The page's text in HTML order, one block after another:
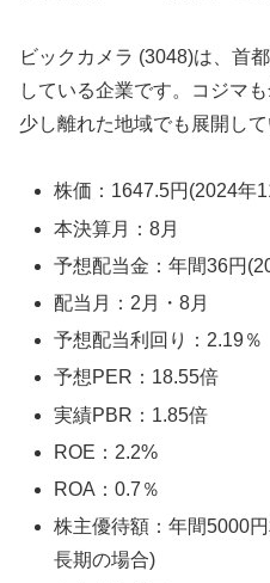
ビックカメラ (3048)は、首
している企業です。コジマ
少し離れた地域でも展開して
株価：1647.5円(2024年
本決算月：8月
予想配当金：年間36円
配当月：2月・8月
予想配当利回り：2.19％
予想PER：18.55倍
実績PBR：1.85倍
ROE：2.2%
ROA：0.7％
株主優待額：年間5000
長期の場合)